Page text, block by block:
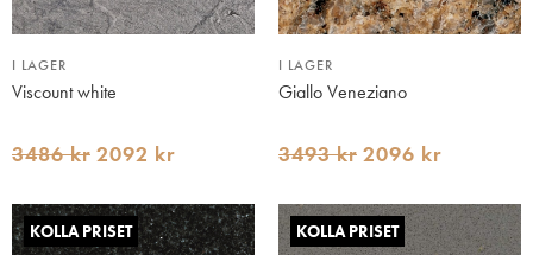
I LAGER
Viscount white
3486 kr 2092 kr
I LAGER
Giallo Veneziano
3493 kr 2096 kr
KOLLA PRISET KOLLA PRISET